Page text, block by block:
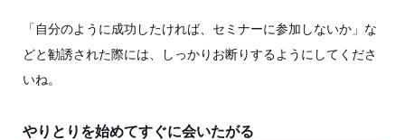
「自分のように成功したければ、セミナーに参加しないか」な
どと勧誘された際には、しっかりお断りするようにしてくださ
いね。
やりとりを始めてすぐに会いたがる